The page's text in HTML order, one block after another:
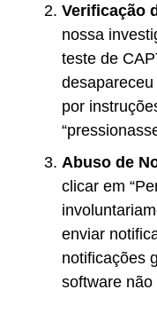
Verificação
nossa
teste de
por
Abuso de
clicar em
enviar
notificações
software